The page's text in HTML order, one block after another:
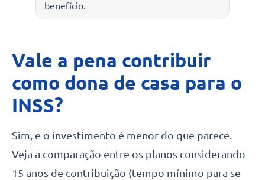
benefício.
Vale a pena contribuir
como dona de casa para o
INSS?
Sim, e o investimento é menor do que parece.
Veja a comparação entre os planos considerando
15 anos de contribuição (tempo mínimo para se